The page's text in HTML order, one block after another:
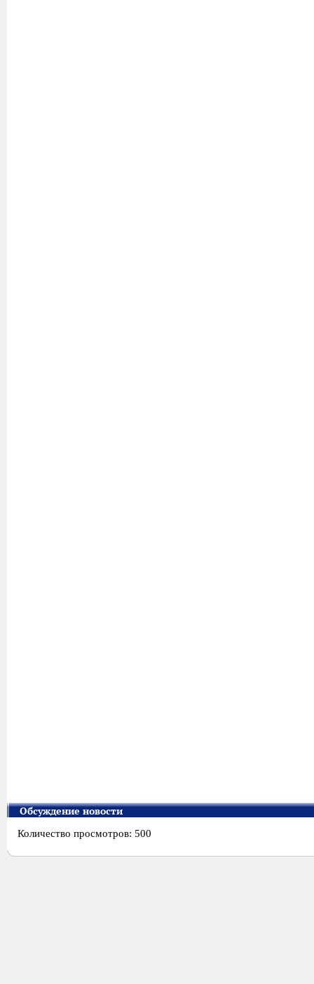
Обсуждение новости
Количество просмотров: 500